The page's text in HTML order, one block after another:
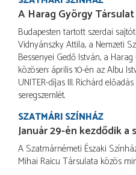
A Harag György
Budapesten tartott szerdai
Vidnyánszky Attila, a Nemzeti
Bessenyei Gedő István, a
közösen: április 10-én az Albu
UNITER-díjas III. Richárd
seregszemlét.
SZATMÁRI SZÍNHÁZ
Január 29-én kezdődik a
A Szatmárnémeti Északi
Mihai Raicu Társulata közös